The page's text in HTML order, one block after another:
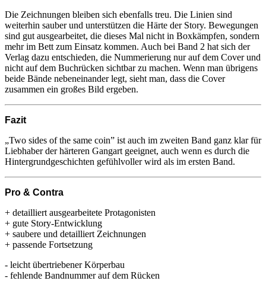
Die Zeichnungen bleiben sich ebenfalls treu. Die Linien sind
weiterhin sauber und unterstützen die Härte der Story. Bewegungen
sind gut ausgearbeitet, die dieses Mal nicht in Boxkämpfen, sondern
mehr im Bett zum Einsatz kommen. Auch bei Band 2 hat sich der
Verlag dazu entschieden, die Nummerierung nur auf dem Cover und
nicht auf dem Buchrücken sichtbar zu machen. Wenn man übrigens
beide Bände nebeneinander legt, sieht man, dass die Cover
zusammen ein großes Bild ergeben.
Fazit
„Two sides of the same coin” ist auch im zweiten Band ganz klar für
Liebhaber der härteren Gangart geeignet, auch wenn es durch die
Hintergrundgeschichten gefühlvoller wird als im ersten Band.
Pro & Contra
+ detailliert ausgearbeitete Protagonisten
+ gute Story-Entwicklung
+ saubere und detailliert Zeichnungen
+ passende Fortsetzung
- leicht übertriebener Körperbau
- fehlende Bandnummer auf dem Rücken